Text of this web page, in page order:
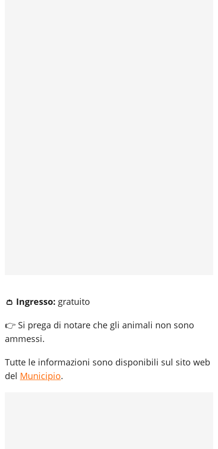
👛 Ingresso: gratuito
👉 Si prega di notare che gli animali non sono
ammessi.
Tutte le informazioni sono disponibili sul sito web
del Municipio.